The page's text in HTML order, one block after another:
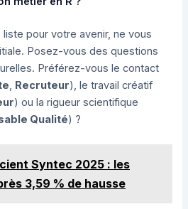
pour votre avenir, ne vous
Posez-vous des questions
Préférez-vous le contact
, Recruteur), le travail créatif
) ou la rigueur scientifique
Qualité) ?
Syntec 2025 : les
3,59 % de hausse